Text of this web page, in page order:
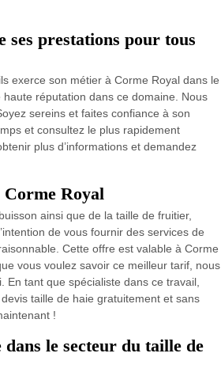
prestations pour tous
exerce son métier à Corme Royal dans le
haute réputation dans ce domaine. Nous
sereins et faites confiance à son
et consultez le plus rapidement
plus d’informations et demandez
Corme Royal
ainsi que de la taille de fruitier,
de vous fournir des services de
Cette offre est valable à Corme
vous voulez savoir ce meilleur tarif, nous
tant que spécialiste dans ce travail,
taille de haie gratuitement et sans
!
le secteur du taille de